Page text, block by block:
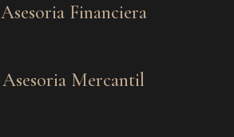
Asesoria Financiera
Asesoria Mercantil